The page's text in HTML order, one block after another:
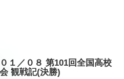
１／０８ 第101回全国高校
観戦記(決勝)